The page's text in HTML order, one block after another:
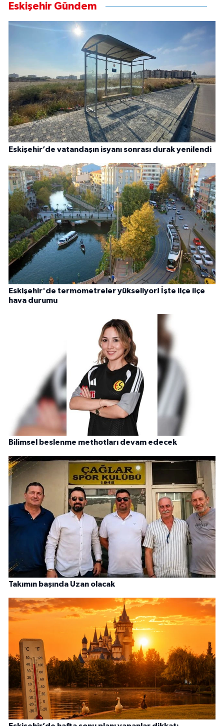
Eskişehir Gündem
Eskişehir’de vatandaşın isyanı sonrası durak yenilendi
Eskişehir'de termometreler yükseliyor! İşte ilçe ilçe
hava durumu
Bilimsel beslenme methotları devam edecek
Takımın başında Uzan olacak